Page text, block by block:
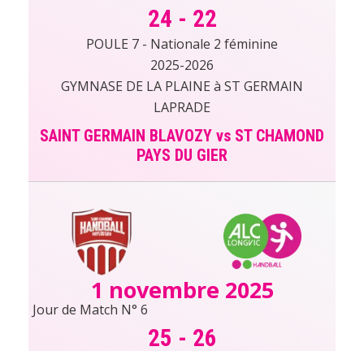
24 - 22
POULE 7 - Nationale 2 féminine
2025-2026
GYMNASE DE LA PLAINE à ST GERMAIN
LAPRADE
SAINT GERMAIN BLAVOZY vs ST CHAMOND
PAYS DU GIER
1 novembre 2025
Jour de Match N° 6
25 - 26